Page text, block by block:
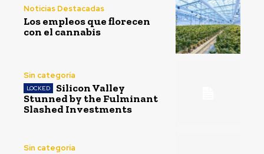
Noticias Destacadas
Los empleos que florecen
con el cannabis
Sin categoría
Silicon Valley
Stunned by the Fulminant
Slashed Investments
Sin categoría